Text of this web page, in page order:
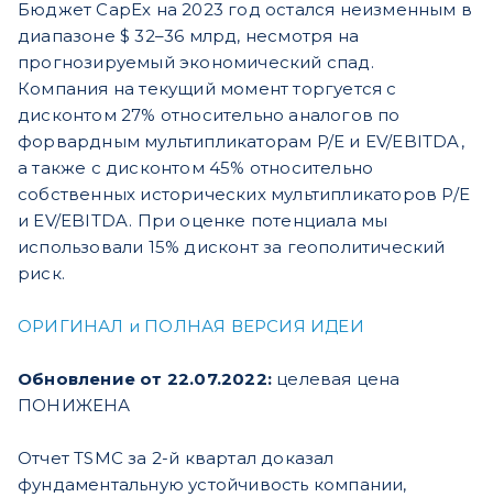
Бюджет CapEx на 2023 год остался неизменным в
диапазоне $ 32–36 млрд, несмотря на
прогнозируемый экономический спад.
Компания на текущий момент торгуется с
дисконтом 27% относительно аналогов по
форвардным мультипликаторам P/E и EV/EBITDA,
а также с дисконтом 45% относительно
собственных исторических мультипликаторов P/E
и EV/EBITDA. При оценке потенциала мы
использовали 15% дисконт за геополитический
риск.
ОРИГИНАЛ и ПОЛНАЯ ВЕРСИЯ ИДЕИ
Обновление от 22.07.2022: целевая цена
ПОНИЖЕНА
Отчет TSMC за 2-й квартал доказал
фундаментальную устойчивость компании,